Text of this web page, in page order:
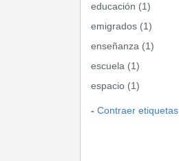
educación (1)
emigrados (1)
enseñanza (1)
escuela (1)
espacio (1)
Contraer etiquetas